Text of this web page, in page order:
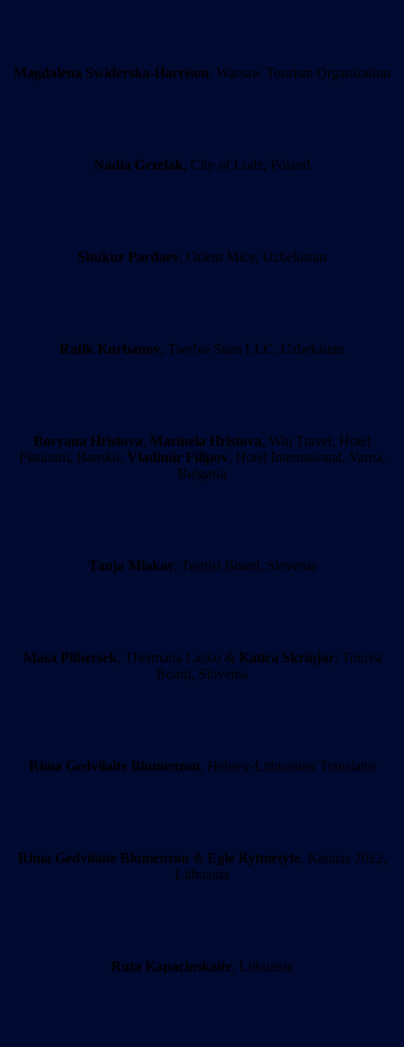
Magdalena Swiderska-Harrison, Warsaw Tourism Organization
Nadia Grzelak, City of Lodz, Poland
Shukur Pardaev, Orient Mice, Uzbekistan
Rafik Kurbanov, Twelve Stars LLC, Uzbekistan
Boryana Hristova, Marinela Hristova, Win Travel, Hotel
Platinum, Bansko, Vladimir Filipov, Hotel International, Varna,
Bulgaria
Tanja Mlakar, Tourist Board, Slovenia
Masa Plibersek, Thermana Lasko & Katica Skrinjar, Tourist
Board, Slovenia
Rima Gedvilaite Blumenzon, Hebrey-Lithuanian Translator
Rima Gedvilaite Blumenzon & Egle Rytmetyte, Kaunas 2022,
Lithuania
Ruta Kapacinskaite, Lithuania